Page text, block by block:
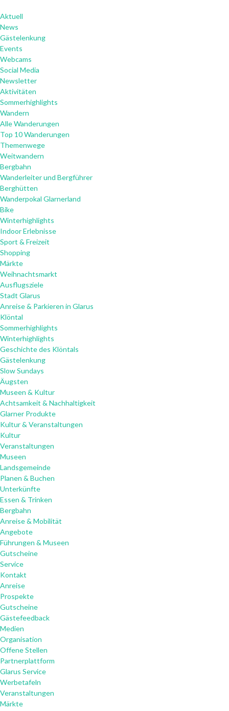
Aktuell
News
Gästelenkung
Events
Webcams
Social Media
Newsletter
Aktivitäten
Sommerhighlights
Wandern
Alle Wanderungen
Top 10 Wanderungen
Themenwege
Weitwandern
Bergbahn
Wanderleiter und Bergführer
Berghütten
Wanderpokal Glarnerland
Bike
Winterhighlights
Indoor Erlebnisse
Sport & Freizeit
Shopping
Märkte
Weihnachtsmarkt
Ausflugsziele
Stadt Glarus
Anreise & Parkieren in Glarus
Klöntal
Sommerhighlights
Winterhighlights
Geschichte des Klöntals
Gästelenkung
Slow Sundays
Äugsten
Museen & Kultur
Achtsamkeit & Nachhaltigkeit
Glarner Produkte
Kultur & Veranstaltungen
Kultur
Veranstaltungen
Museen
Landsgemeinde
Planen & Buchen
Unterkünfte
Essen & Trinken
Bergbahn
Anreise & Mobilität
Angebote
Führungen & Museen
Gutscheine
Service
Kontakt
Anreise
Prospekte
Gutscheine
Gästefeedback
Medien
Organisation
Offene Stellen
Partnerplattform
Glarus Service
Werbetafeln
Veranstaltungen
Märkte